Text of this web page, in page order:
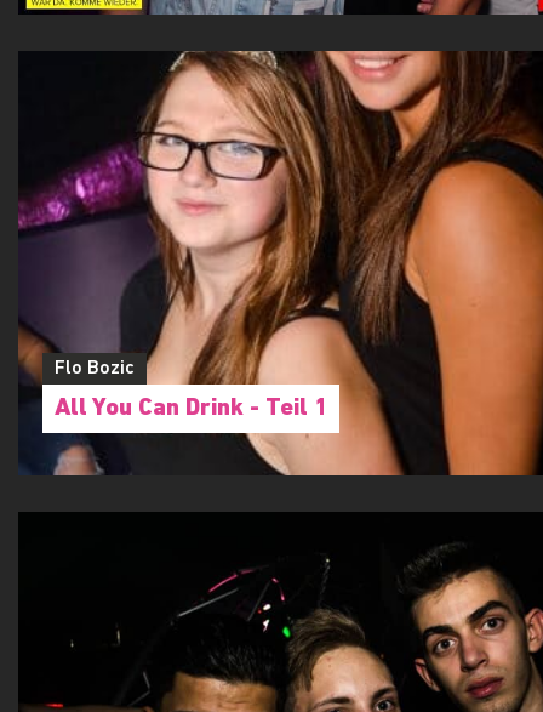
Flo Bozic
All You Can Drink - Teil 1